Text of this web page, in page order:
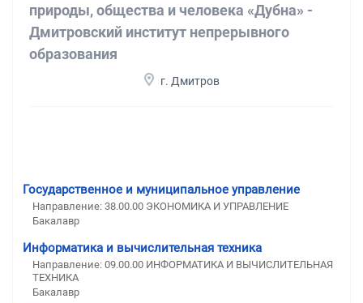
природы, общества и человека «Дубна» -
Дмитровский институт непрерывного
образования
г. Дмитров
Государственное и муниципальное управление
Направление: 38.00.00 ЭКОНОМИКА И УПРАВЛЕНИЕ
Бакалавр
Информатика и вычислительная техника
Направление: 09.00.00 ИНФОРМАТИКА И ВЫЧИСЛИТЕЛЬНАЯ
ТЕХНИКА
Бакалавр